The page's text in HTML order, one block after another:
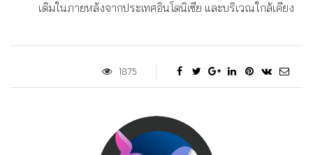
เติมในภายหลังจากประเทศอินโดนิเซีย และบริเวณใกล้เคียง
1875